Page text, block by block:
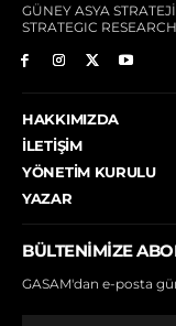
GÜNEY ASYA
STRATEGIC
HAKKIMIZDA
İLETIŞIM
YÖNETIM KURULU
YAZAR
BÜLTENIMIZE
GASAM'dan e-posta